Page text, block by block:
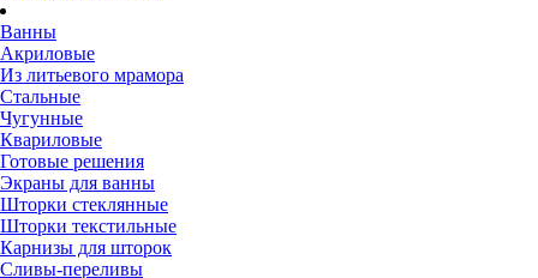
Ванны
Акриловые
Из литьевого мрамора
Стальные
Чугунные
Квариловые
Готовые решения
Экраны для ванны
Шторки стеклянные
Шторки текстильные
Карнизы для шторок
Сливы-переливы